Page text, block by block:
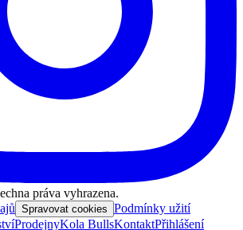
práva vyhrazena.
Spravovat cookies Podmínky užití
ProdejnyKola BullsKontaktPřihlášení